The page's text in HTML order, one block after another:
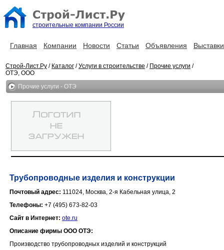
строительные компании России
Главная Компании Новости Статьи Объявления Выставки
Строй-Лист.Ру / Каталог /Услуги в строительстве / Прочие услуги /
ОТЭ, ООО
Прочие услуги - ОТЭ
Трубопроводные изделия и конструкции
Почтовый адрес: 111024, Москва, 2-я Кабельная улица, 2
Телефоны: +7 (495) 673-82-03
Сайт в Интернет: ote.ru
Описание фирмы ООО ОТЭ:
Производство трубопроводных изделий и конструкций